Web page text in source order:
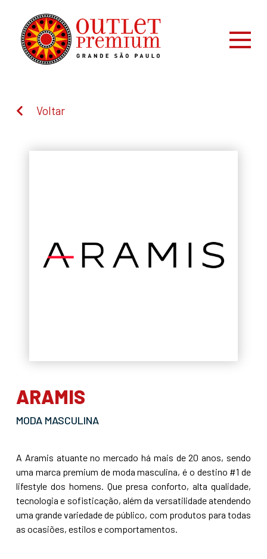
Voltar
ARAMIS
MODA MASCULINA
A Aramis atuante no mercado há mais de 20 anos, sendo
uma marca premium de moda masculina, é o destino #1 de
lifestyle dos homens. Que presa conforto, alta qualidade,
tecnologia e sofisticação, além da versatilidade atendendo
uma grande variedade de público, com produtos para todas
as ocasiões, estilos e comportamentos.